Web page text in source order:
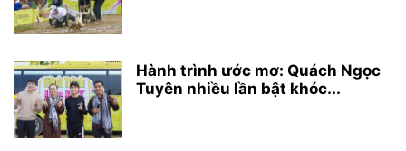
Hành trình ước mơ: Quách Ngọc
Tuyên nhiều lần bật khóc...